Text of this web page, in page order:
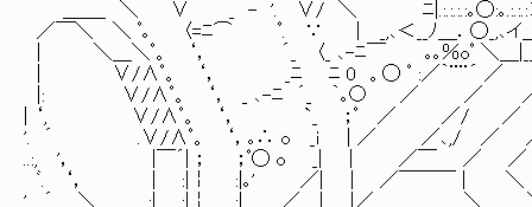
＿＿_ ＼ ∨ _ - '. ∨/ ＼ ﾆ|.:.:.:.:｡◯:｡.:.:.:＞''´＼＿＿
／￣＼ ＼ ﾟ｡ 〈=ﾆ⌒ ﾟ. ∵ | _,､＜__ﾉ＿．◯_,､イ＿|.:.:.／
| ＼＿＼ﾟ。 ‘， ´_ 〈_ ､-ﾆ￣ ｡｡％oﾟ ＼＿|___|/＿＿
| ∨/∧ﾟ。 ‘， _ﾆ ﾆ 0 。◯ ﾟ :／｀¨¨´ ／ ／ ＼: :
|: ∨/∧ﾟ。 ‘， _ ､-ﾆ ´_ ｀｡○ ／ ／ ／ .／＼ ＼
| ‘, ∨/∧ﾟ。 ‘， `_ ；ﾟ ／ ／/ ／ ／＼／＼
'. ´ .∨/∧ﾟ。 ‘，｡∴ o _ｉ | ／ ／､,/ ／ ／＼ ＼／
..:, '， |￣´| ； ；ﾟ◯ o _| | ／￣ ／ ／ ＼ ＼／
ﾞ. ‘， | :|￤ :|｡' ／| | ／￣￣￣ | ＼ ＼／ . : :
'. ´_ ＼ :| :|￤ :| ／ | |／ ＼ ＼ ／ . : : :／: